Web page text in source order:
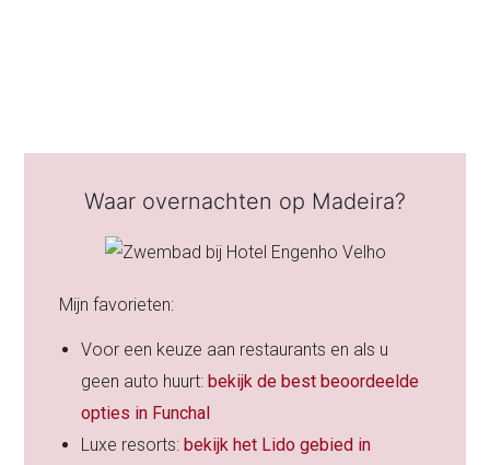
Waar overnachten op Madeira?
Mijn favorieten:
Voor een keuze aan restaurants en als u
geen auto huurt:bekijk de best beoordeelde
opties in Funchal
Luxe resorts:bekijk het Lido gebied in